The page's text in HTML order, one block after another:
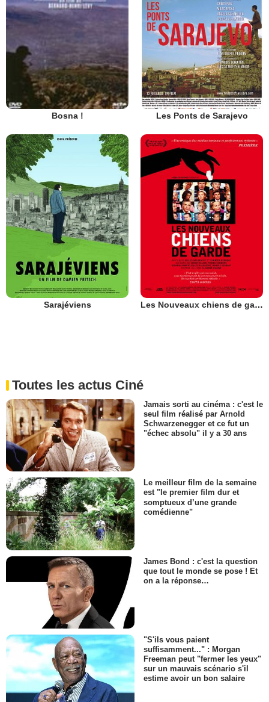
Bosna ! Les Ponts de Sarajevo
Sarajéviens Les Nouveaux chiens de garde
Toutes les actus Ciné
Jamais sorti au cinéma : c'est le
seul film réalisé par Arnold
Schwarzenegger et ce fut un
"échec absolu" il y a 30 ans
Le meilleur film de la semaine
est "le premier film dur et
somptueux d’une grande
comédienne"
James Bond : c'est la question
que tout le monde se pose ! Et
on a la réponse…
"S'ils vous paient
suffisamment..." : Morgan
Freeman peut "fermer les yeux"
sur un mauvais scénario s'il
estime avoir un bon salaire